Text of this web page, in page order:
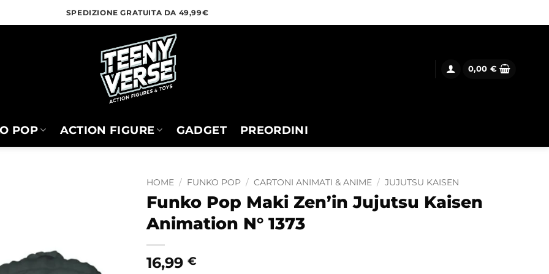
SPEDIZIONE GRATUITA DA 49,99€
0,00 €
POP ACTION FIGURE GADGET PREORDINI
HOME / FUNKO POP / CARTONI ANIMATI & ANIME / JUJUTSU KAISEN
Funko Pop Maki Zen’in Jujutsu Kaisen
Animation N° 1373
16,99 €